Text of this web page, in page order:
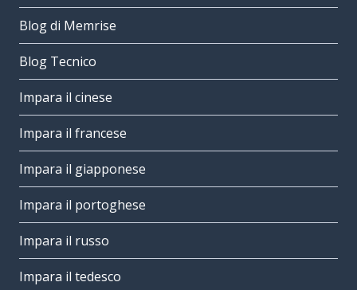
Blog di Memrise
Blog Tecnico
Impara il cinese
Impara il francese
Impara il giapponese
Impara il portoghese
Impara il russo
Impara il tedesco